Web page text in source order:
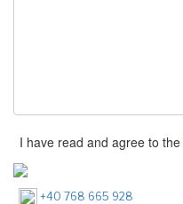
I have read and agree to the
+40 768 665 928